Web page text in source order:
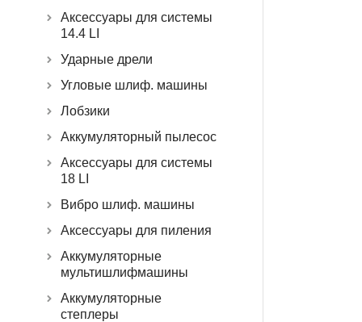
Аксессуары для системы
14.4 LI
Ударные дрели
Угловые шлиф. машины
Лобзики
Аккумуляторный пылесос
Аксессуары для системы
18 LI
Вибро шлиф. машины
Аксессуары для пиления
Аккумуляторные
мультишлифмашины
Аккумуляторные
степлеры